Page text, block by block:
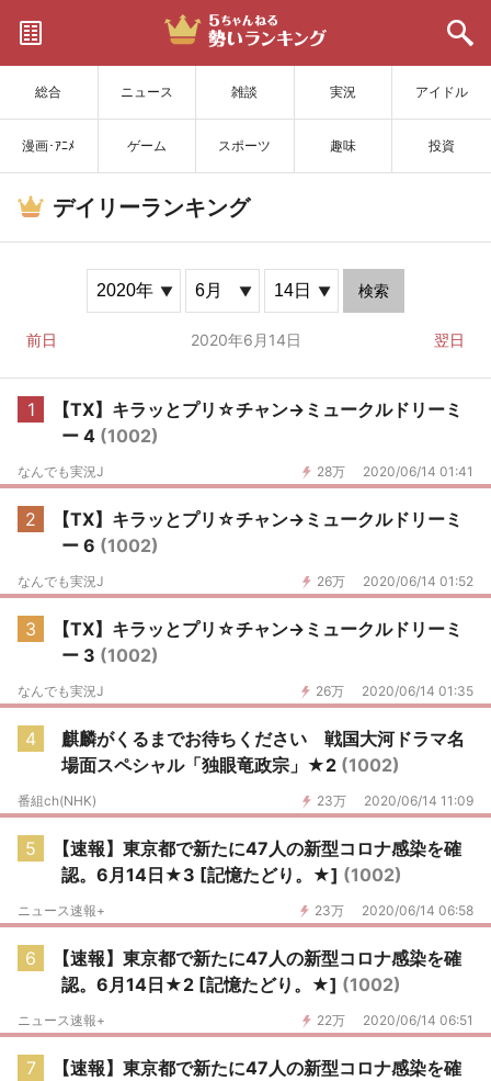
総合 ニュース 雑談 実況 アイドル
漫画･ｱﾆﾒ ゲーム スポーツ 趣味 投資
サイトを更新
デイリーランキング
検索
前日 2020年6月14日 翌日
1
【TX】キラッとプリ☆チャン→ミュークルドリーミ
ー 4 (1002)
28万 2020/06/14 01:41
なんでも実況J
2
【TX】キラッとプリ☆チャン→ミュークルドリーミ
ー 6 (1002)
26万 2020/06/14 01:52
なんでも実況J
3
【TX】キラッとプリ☆チャン→ミュークルドリーミ
ー 3 (1002)
26万 2020/06/14 01:35
なんでも実況J
4
麒麟がくるまでお待ちください 戦国大河ドラマ名
場面スペシャル「独眼竜政宗」★2 (1002)
23万 2020/06/14 11:09
番組ch(NHK)
5
【速報】東京都で新たに47人の新型コロナ感染を確
認。6月14日★3 [記憶たどり。★] (1002)
23万 2020/06/14 06:58
ニュース速報+
6
【速報】東京都で新たに47人の新型コロナ感染を確
認。6月14日★2 [記憶たどり。★] (1002)
22万 2020/06/14 06:51
ニュース速報+
7
【速報】東京都で新たに47人の新型コロナ感染を確